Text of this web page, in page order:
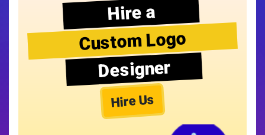
Hire a
Custom Logo
Designer
Hire Us